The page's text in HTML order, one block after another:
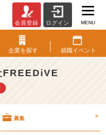
会員登録 ログイン MENU
企業を探す 就職イベント
FREEDiVE
募集 >